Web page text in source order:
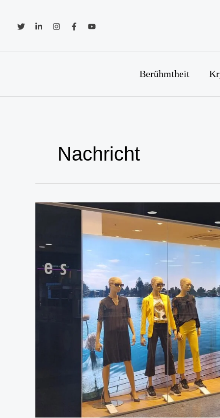
springen
Berühmtheit
Nachricht